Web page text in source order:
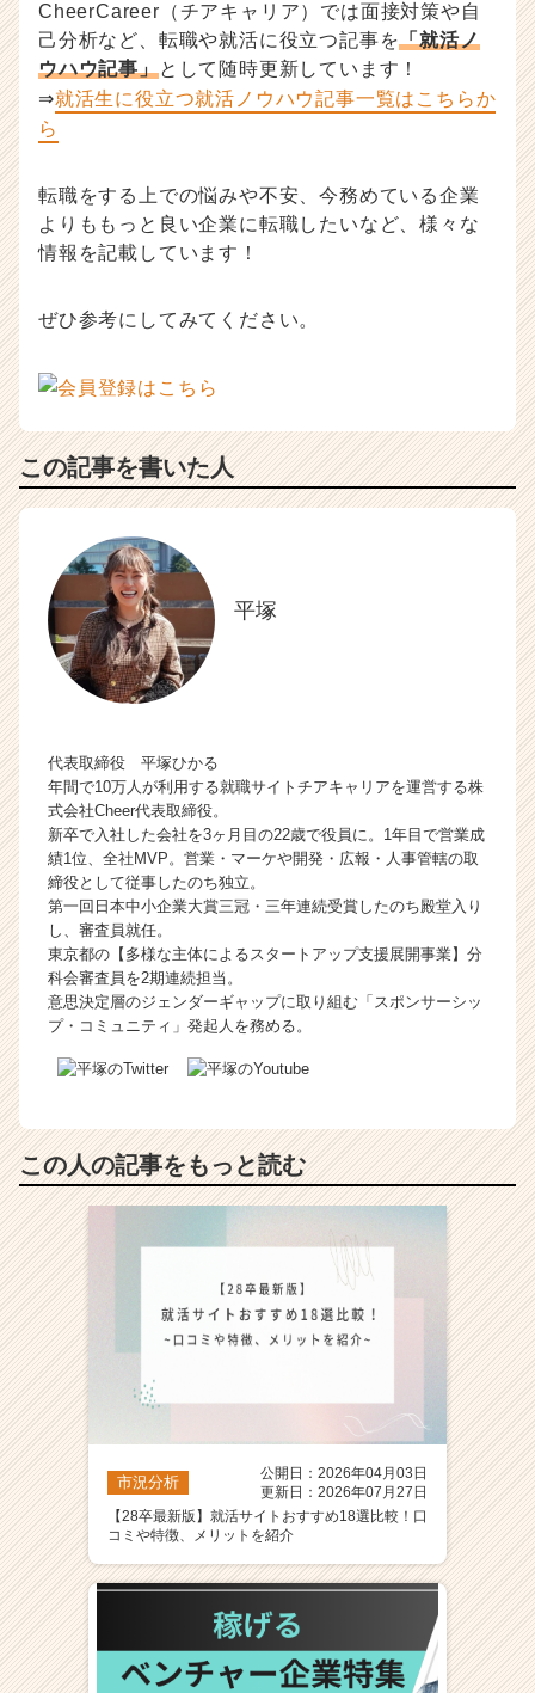
CheerCareer（チアキャリア）では面接対策や自
己分析など、転職や就活に役立つ記事を「就活ノ
ウハウ記事」として随時更新しています！
⇒就活生に役立つ就活ノウハウ記事一覧はこちらか
ら
転職をする上での悩みや不安、今務めている企業
よりももっと良い企業に転職したいなど、様々な
情報を記載しています！
ぜひ参考にしてみてください。
この記事を書いた人
平塚
代表取締役 平塚ひかる
年間で10万人が利用する就職サイトチアキャリアを運営する株
式会社Cheer代表取締役。
新卒で入社した会社を3ヶ月目の22歳で役員に。1年目で営業成
績1位、全社MVP。営業・マーケや開発・広報・人事管轄の取
締役として従事したのち独立。
第一回日本中小企業大賞三冠・三年連続受賞したのち殿堂入り
し、審査員就任。
東京都の【多様な主体によるスタートアップ支援展開事業】分
科会審査員を2期連続担当。
意思決定層のジェンダーギャップに取り組む「スポンサーシッ
プ・コミュニティ」発起人を務める。
この人の記事をもっと読む
市況分析
公開日：2026年04月03日
更新日：2026年07月27日
【28卒最新版】就活サイトおすすめ18選比較！口
コミや特徴、メリットを紹介